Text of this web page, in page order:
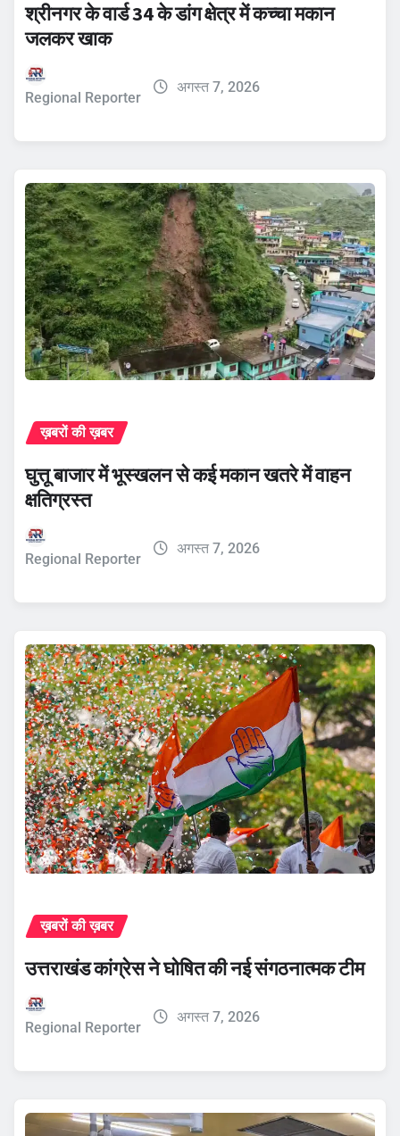
श्रीनगर के वार्ड 34 के डांग क्षेत्र में कच्चा मकान
जलकर खाक
Regional Reporter
अगस्त 7, 2026
ख़बरों की ख़बर
घुत्तू बाजार में भूस्खलन से कई मकान खतरे में वाहन
क्षतिग्रस्त
Regional Reporter
अगस्त 7, 2026
ख़बरों की ख़बर
उत्तराखंड कांग्रेस ने घोषित की नई संगठनात्मक टीम
Regional Reporter
अगस्त 7, 2026